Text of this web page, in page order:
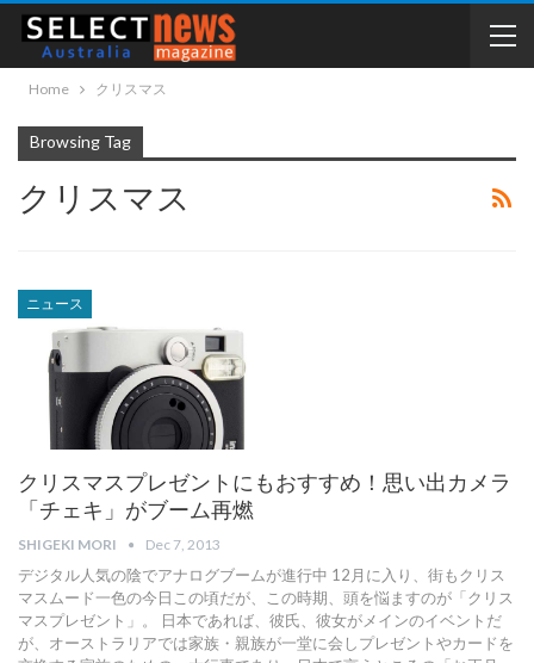
Home クリスマス
Browsing Tag
クリスマス
ニュース
クリスマスプレゼントにもおすすめ！思い出カメラ
「チェキ」がブーム再燃
SHIGEKI MORI Dec 7, 2013
デジタル人気の陰でアナログブームが進行中 12月に入り、街もクリス
マスムード一色の今日この頃だが、この時期、頭を悩ますのが「クリス
マスプレゼント」。 日本であれば、彼氏、彼女がメインのイベントだ
が、オーストラリアでは家族・親族が一堂に会しプレゼントやカードを